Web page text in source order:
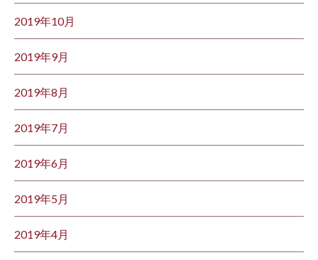
2019年10月
2019年9月
2019年8月
2019年7月
2019年6月
2019年5月
2019年4月